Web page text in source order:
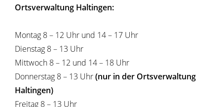
Ortsverwaltung Haltingen:
Montag 8 – 12 Uhr und 14 – 17 Uhr
Dienstag 8 – 13 Uhr
Mittwoch 8 – 12 und 14 – 18 Uhr
Donnerstag 8 – 13 Uhr(nur in der Ortsverwaltung
Haltingen)
Freitag 8 – 13 Uhr